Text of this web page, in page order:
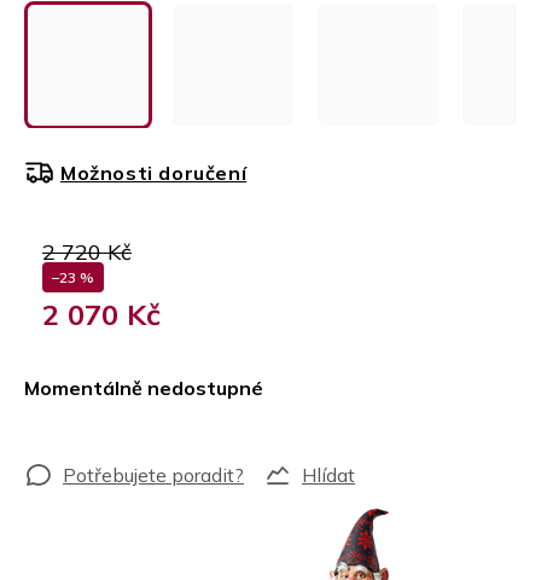
2 720 Kč
–23 %
2 070 Kč
Momentálně nedostupné
Možnosti doručení
Hlídat